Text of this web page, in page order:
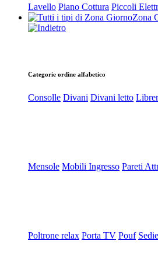
Lavello Piano Cottura Piccoli
Zona
Categorie ordine alfabetico
Consolle Divani Divani letto
Mensole Mobili Ingresso Pareti
Poltrone relax Porta TV Pouf Sedie